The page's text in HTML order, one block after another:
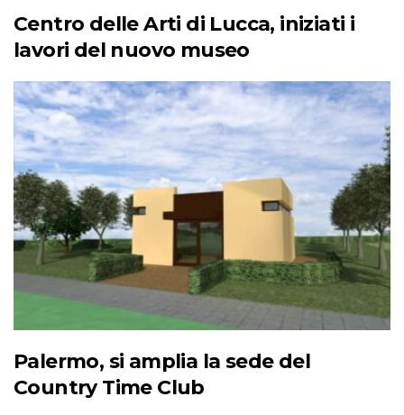
Centro delle Arti di Lucca, iniziati i
lavori del nuovo museo
Palermo, si amplia la sede del
Country Time Club